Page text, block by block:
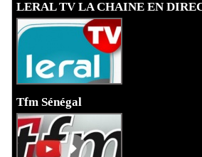
LERAL TV LA CHAINE EN
Tfm Sénégal